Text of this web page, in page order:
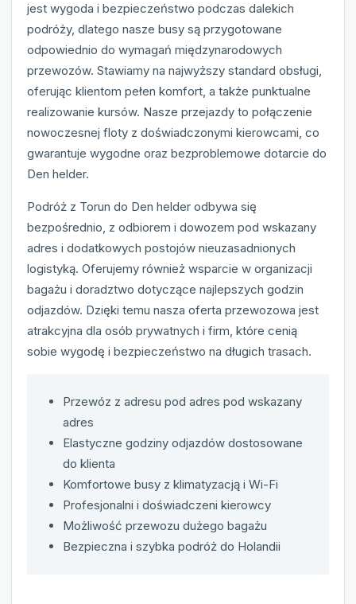
jest wygoda i bezpieczeństwo podczas dalekich
podróży, dlatego nasze busy są przygotowane
odpowiednio do wymagań międzynarodowych
przewozów. Stawiamy na najwyższy standard obsługi,
oferując klientom pełen komfort, a także punktualne
realizowanie kursów. Nasze przejazdy to połączenie
nowoczesnej floty z doświadczonymi kierowcami, co
gwarantuje wygodne oraz bezproblemowe dotarcie do
Den helder.
Podróż z Torun do Den helder odbywa się
bezpośrednio, z odbiorem i dowozem pod wskazany
adres i dodatkowych postojów nieuzasadnionych
logistyką. Oferujemy również wsparcie w organizacji
bagażu i doradztwo dotyczące najlepszych godzin
odjazdów. Dzięki temu nasza oferta przewozowa jest
atrakcyjna dla osób prywatnych i firm, które cenią
sobie wygodę i bezpieczeństwo na długich trasach.
Przewóz z adresu pod adres pod wskazany
adres
Elastyczne godziny odjazdów dostosowane
do klienta
Komfortowe busy z klimatyzacją i Wi-Fi
Profesjonalni i doświadczeni kierowcy
Możliwość przewozu dużego bagażu
Bezpieczna i szybka podróż do Holandii